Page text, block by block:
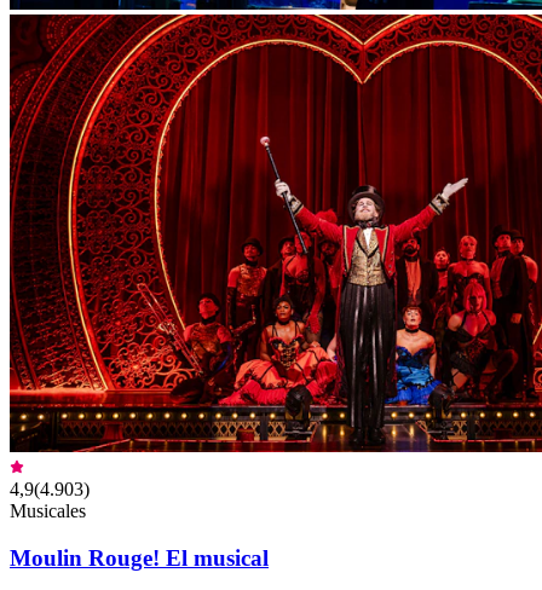
4,9(4.903)
Musicales
Moulin Rouge! El musical